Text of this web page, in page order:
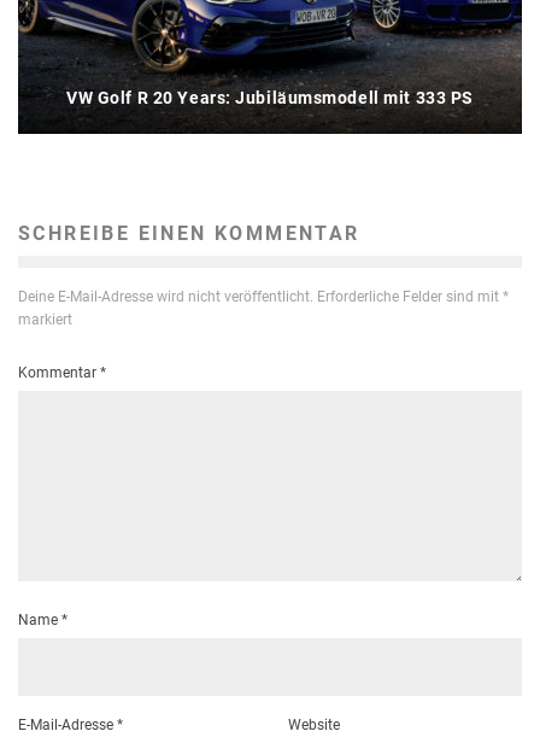
VW Golf R 20 Years: Jubiläumsmodell mit 333 PS
SCHREIBE EINEN KOMMENTAR
Deine E-Mail-Adresse wird nicht veröffentlicht. Erforderliche Felder sind mit *
markiert
Kommentar *
Name *
E-Mail-Adresse * Website